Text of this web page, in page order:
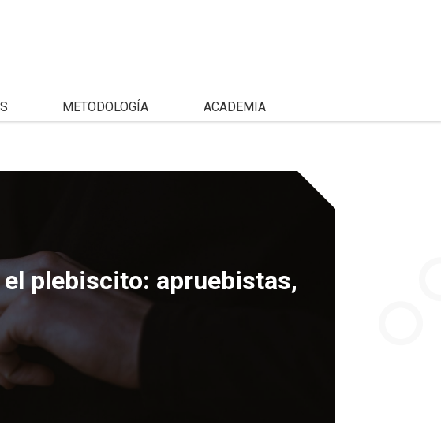
METODOLOGÍA ACADEMIA
plebiscito: apruebistas,